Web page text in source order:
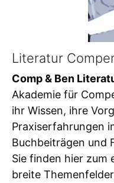
Literatur
Comp & Ben
Akademie für
ihr Wissen, ihre
Praxiserfahrungen
Buchbeiträgen und
Sie finden hier zum
breite